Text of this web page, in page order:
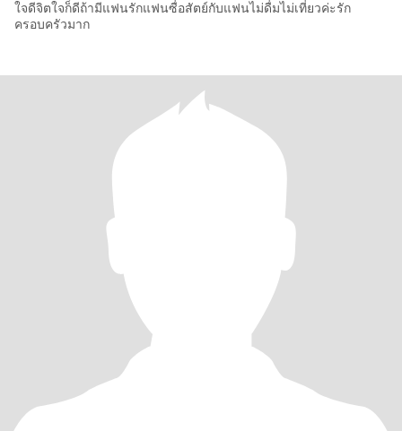
ใจดีจิตใจก็ดีถ้ามีแฟนรักแฟนซื่อสัตย์กับแฟนไม่ดื่มไม่เที่ยวค่ะรัก
ครอบครัวมาก